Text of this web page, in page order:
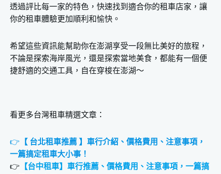
透過評比每一家的特色，快速找到適合你的租車店家，讓
你的租車體驗更加順利和愉快。
希望這些資訊能幫助你在澎湖享受一段無比美好的旅程，
不論是探索海岸風光，還是探索當地美食，都能有一個便
捷舒適的交通工具，自在穿梭在澎湖～
看更多台灣租車精選文章：
👉 【 台北租車推薦 】車行介紹、價格費用、注意事項，
一篇搞定租車大小事！
👉 【台中租車】車行推薦、價格費用、注意事項，一篇搞